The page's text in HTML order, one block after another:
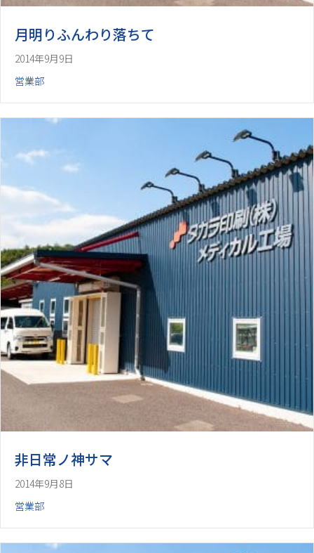
月明りふんわり落ちて
2014年9月9日
営業部
非日常ノ神サマ
2014年9月8日
営業部